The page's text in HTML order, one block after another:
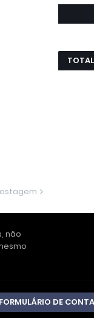
não
FORMULÁRIO DE